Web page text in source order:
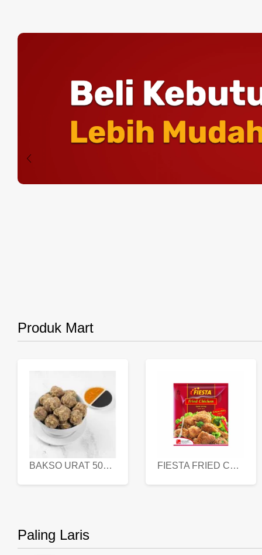
Produk Mart
BAKSO URAT 500 GR FIESTA FRIED CHICKEN 500 GR
Paling Laris